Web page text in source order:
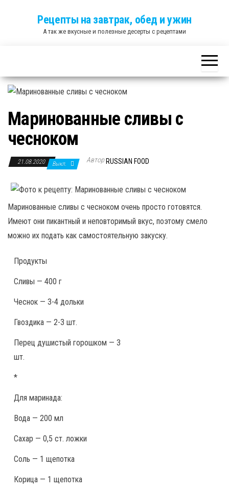
Рецепты на завтрак, обед и ужин
А так же вкусные и полезные десерты с рецептами
Маринованные сливы с
чесноком
21.08.2020 Выкл. Автор RUSSIAN FOOD
Маринованные сливы с чесноком очень просто готовятся.
Имеют они пикантный и неповторимый вкус, поэтому смело
можно их подать как самостоятельную закуску.
Продукты
Сливы — 400 г
Чеснок — 3-4 дольки
Гвоздика — 2-3 шт.
Перец душистый горошком — 3
шт.
*
Для маринада:
Вода — 200 мл
Сахар — 0,5 ст. ложки
Соль — 1 щепотка
Корица — 1 щепотка